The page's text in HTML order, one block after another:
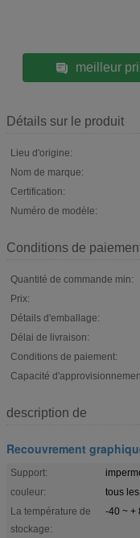
meilleur
Détails sur le produit
Lieu d'origine:
Nom de marque:
Certification:
Numéro de modèle:
Conditions de
Quantité de commande min:
Prix:
Détails d'emballage:
Délai de livraison:
Conditions de paiement:
Capacité
description de
Recouvrement
Support:
couleur:
tous les
La température de
stockage:
-40 ~ +